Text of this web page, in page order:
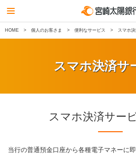
HOME 個人のお客さま 便利なサービス スマホ
スマホ決済サ
スマホ決済サー
当行の普通預金口座から各種電子マネーに